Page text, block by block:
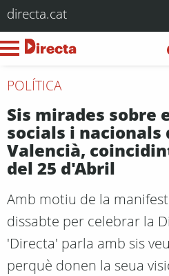
directa.cat
POLÍTICA
Sis mirades sobre
socials i nacionals
Valencià,
del 25 d'Abril
Amb motiu de la
dissabte per celebrar la
'Directa' parla amb sis
perquè donen la seua